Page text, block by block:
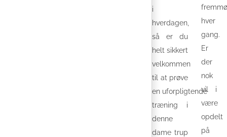
i
hverdagen,
så er du
helt sikkert
velkommen
til at prøve
en uforpligtende
træning i
denne
dame trup
hver
gang.
Er
der
nok
vil i
være
opdelt
på